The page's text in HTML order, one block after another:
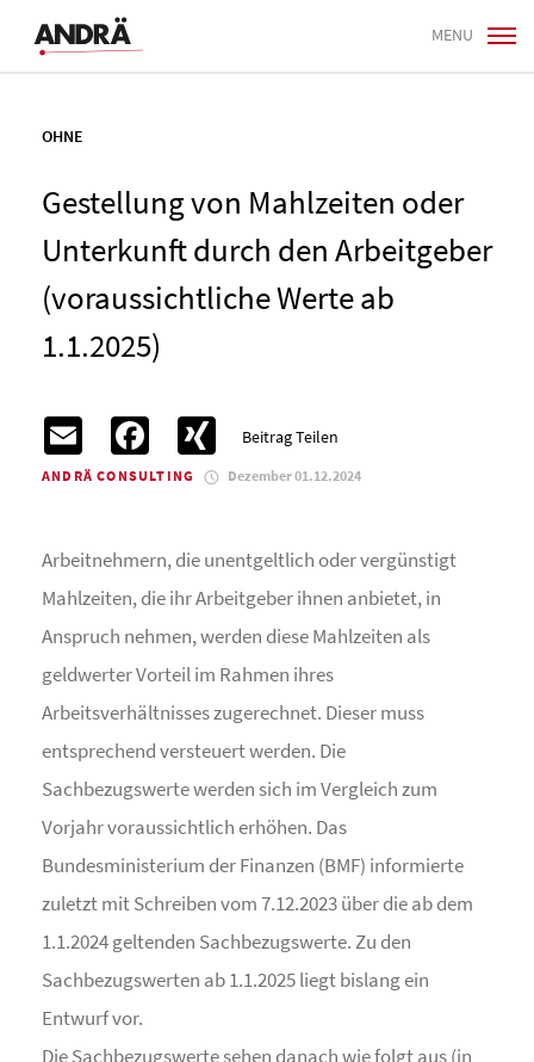
MENU
OHNE
Gestellung von Mahlzeiten oder
Unterkunft durch den Arbeitgeber
(voraussichtliche Werte ab
1.1.2025)
Beitrag Teilen
Email Facebook XING
ANDRÄ CONSULTING Dezember 01.12.2024
Arbeitnehmern, die unentgeltlich oder vergünstigt
Mahlzeiten, die ihr Arbeitgeber ihnen anbietet, in
Anspruch nehmen, werden diese Mahlzeiten als
geldwerter Vorteil im Rahmen ihres
Arbeitsverhältnisses zugerechnet. Dieser muss
entsprechend versteuert werden. Die
Sachbezugswerte werden sich im Vergleich zum
Vorjahr voraussichtlich erhöhen. Das
Bundesministerium der Finanzen (BMF) informierte
zuletzt mit Schreiben vom 7.12.2023 über die ab dem
1.1.2024 geltenden Sachbezugswerte. Zu den
Sachbezugswerten ab 1.1.2025 liegt bislang ein
Entwurf vor.
Die Sachbezugswerte sehen danach wie folgt aus (in